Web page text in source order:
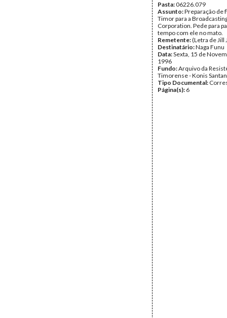
Pasta:06226.079
Assunto:Preparação de
Timor para a
Corporation. Pede para
tempo com ele no mato.
Remetente:(Letra de Jill
Destinatário:Naga Funu
Data:Sexta, 15 de
1996
Fundo:Arquivo da
Timorense - Konis
Tipo Documental:
Página(s): 6